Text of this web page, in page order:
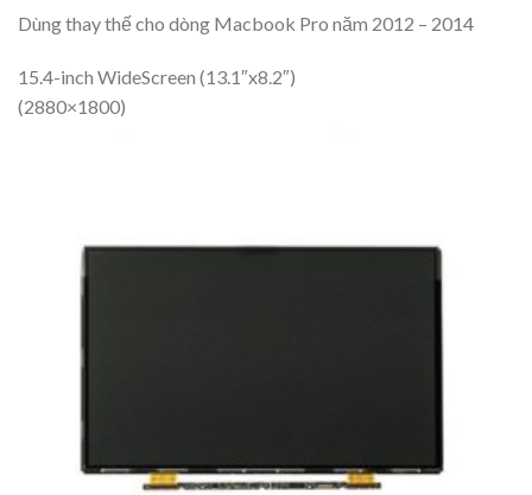
Dùng thay thế cho dòng Macbook Pro năm 2012 – 2014
15.4-inch WideScreen (13.1″x8.2″)
(2880×1800)